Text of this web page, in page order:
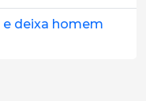
deixa homem